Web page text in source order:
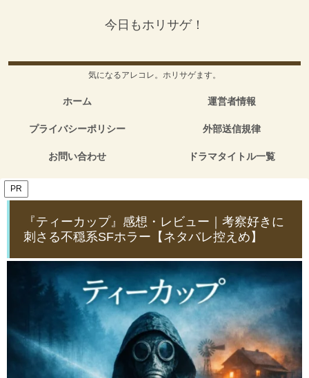
今日もホリサゲ！
気になるアレコレ。ホリサゲます。
ホーム 運営者情報
プライバシーポリシー 外部送信規律
お問い合わせ ドラマタイトル一覧
PR
『ティーカップ』感想・レビュー｜考察好きに
刺さる不穏系SFホラー【ネタバレ控えめ】